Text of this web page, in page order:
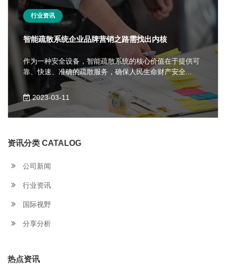
行业资讯
智能疏散系统企业品牌营销之路需找出内核
作为一种安全设备，智能疏散系统的核心价值在于提供可
靠、快速、准确的疏散服务，确保人民生命财产安全...
2023-03-11
资讯分类 CATALOG
公司新闻
行业资讯
国际视野
分享分析
热点资讯